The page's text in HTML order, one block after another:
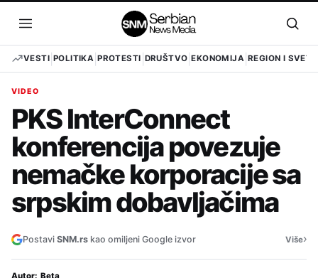
sadržaj
Otvori
meni
VESTI POLITIKA PROTESTI DRUŠTVO EKONOMIJA REGION I SVET
VIDEO
PKS InterConnect
konferencija povezuje
nemačke korporacije sa
srpskim dobavljačima
Postavi SNM.rs kao omiljeni Google izvor Više›
Autor: Beta